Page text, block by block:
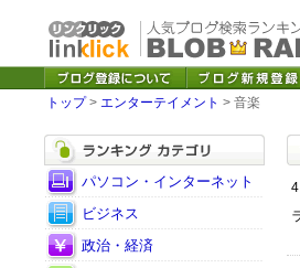
トップ> エンターテイメント > 音楽
パソコン・インターネット
ビジネス
政治・経済